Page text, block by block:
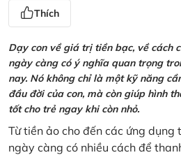
Thích
Dạy con về giá trị tiền bạc, về cách
ngày càng có ý nghĩa quan trọng
nay. Nó không chỉ là một kỹ năng
đầu đời của con, mà còn giúp hình
tốt cho trẻ ngay khi còn nhỏ.
Từ tiền ảo cho đến các ứng dụng
ngày càng có nhiều cách để